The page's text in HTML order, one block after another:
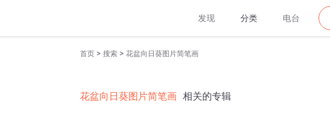
发现 分类 电台
首页 > 搜索 > 花盆向日葵图片简笔画
花盆向日葵图片简笔画 相关的专辑